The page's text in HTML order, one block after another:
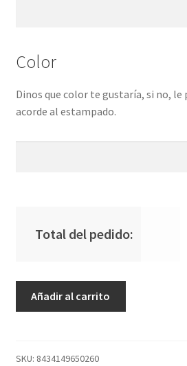
Color
Dinos que color te gustaría, si no,
acorde al estampado.
Total del pedido:
Birds
Añadir al carrito
SKU: 8434149650260